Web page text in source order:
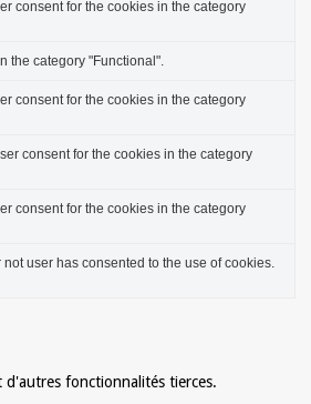
consent for the cookies in the category
the category "Functional".
consent for the cookies in the category
consent for the cookies in the category
consent for the cookies in the category
user has consented to the use of cookies.
d'autres fonctionnalités tierces.